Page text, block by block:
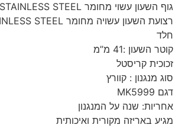
גוף השעון עשוי מחומר STAINLESS STEEL פלדת אל חלד
חלד
קוטר השעון :41 מ”מ
זכוכית קריסטל
סוג מנגנון : קוורץ
דגם MK5999
אחריות: שנה על המנגנון
מגיע באריזה מקורית ואיכותית